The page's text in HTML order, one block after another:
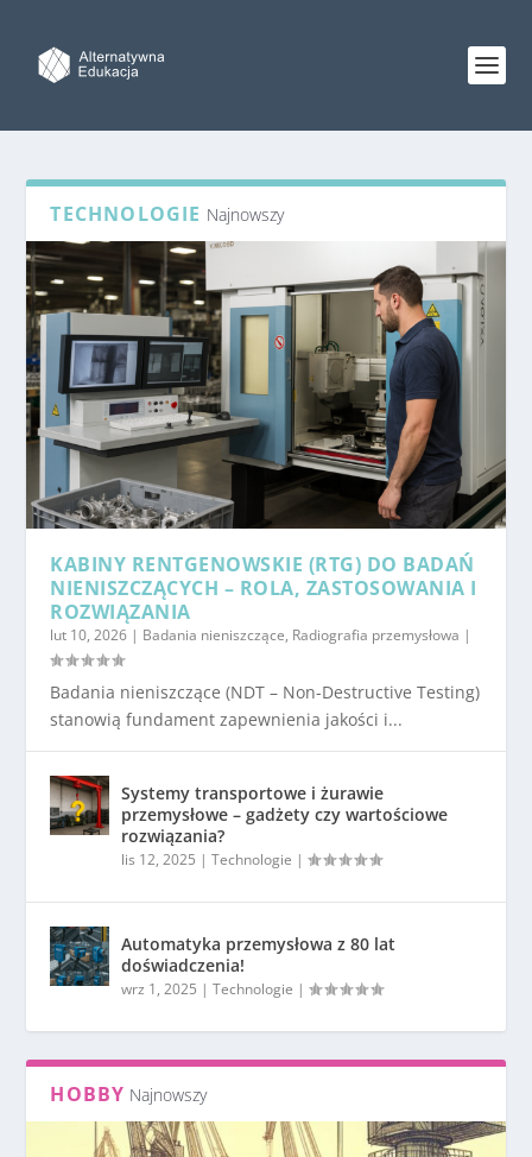
TECHNOLOGIE Najnowszy
KABINY RENTGENOWSKIE (RTG) DO BADAŃ
NIENISZCZĄCYCH – ROLA, ZASTOSOWANIA I
ROZWIĄZANIA
lut 10, 2026 | Badania nieniszczące, Radiografia przemysłowa |
Badania nieniszczące (NDT – Non-Destructive Testing)
stanowią fundament zapewnienia jakości i...
Systemy transportowe i żurawie
przemysłowe – gadżety czy wartościowe
rozwiązania?
lis 12, 2025 |Technologie |
Automatyka przemysłowa z 80 lat
doświadczenia!
wrz 1, 2025 |Technologie |
HOBBY Najnowszy